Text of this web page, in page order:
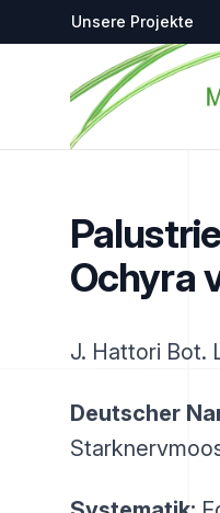
Zentralstellen-
Startseite
Ochyra
J. Hattori Bot.
Deutscher